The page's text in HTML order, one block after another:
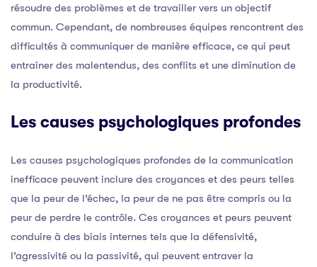
résoudre des problèmes et de travailler vers un objectif
commun. Cependant, de nombreuses équipes rencontrent des
difficultés à communiquer de manière efficace, ce qui peut
entraîner des malentendus, des conflits et une diminution de
la productivité.
Les causes psychologiques profondes
Les causes psychologiques profondes de la communication
inefficace peuvent inclure des croyances et des peurs telles
que la peur de l’échec, la peur de ne pas être compris ou la
peur de perdre le contrôle. Ces croyances et peurs peuvent
conduire à des biais internes tels que la défensivité,
l’agressivité ou la passivité, qui peuvent entraver la